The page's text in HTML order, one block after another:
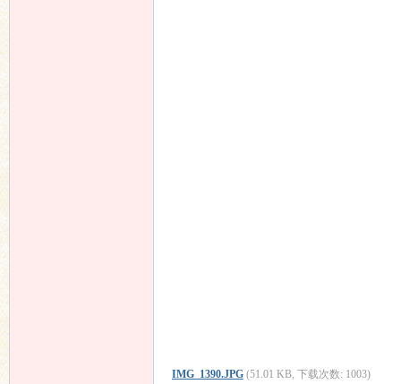
IMG_1390.JPG (51.01 KB, 下载次数: 1003)